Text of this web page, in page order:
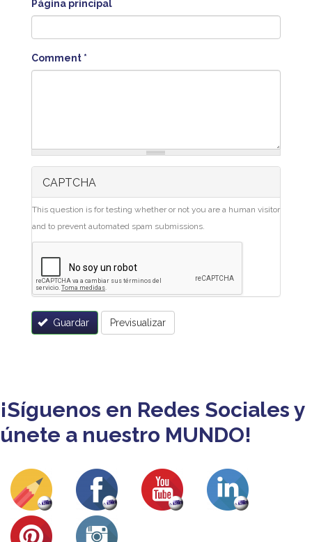
Página principal
Comment *
CAPTCHA
This question is for testing whether or not you are a human visitor
and to prevent automated spam submissions.
Guardar Previsualizar
¡Síguenos en Redes Sociales y
únete a nuestro MUNDO!